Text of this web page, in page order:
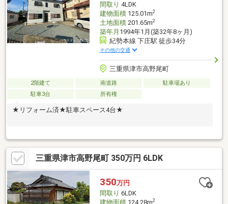
間取り 4LDK
建物面積125.01m2
土地面積201.65m2
築年月 1994年1月(築32年8ヶ月)
紀勢本線 下庄駅 徒歩34分
その他の交通
三重県津市高野尾町
2階建て 南道路
駐車場あり
駐車3台
所有権
★リフォーム済★駐車スペース4台★
三重県津市高野尾町 350万円 6LDK
350万円
間取り 6LDK
建物面積124.28m2